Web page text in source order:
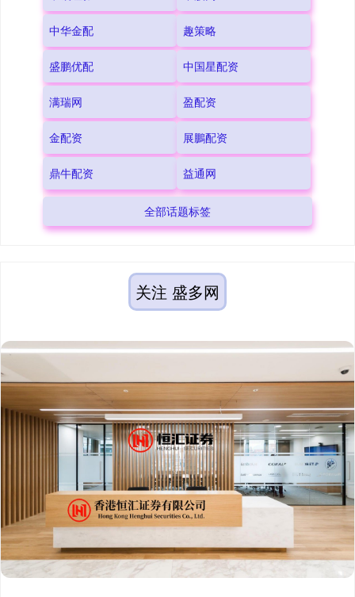
中华金配 趣策略
盛鹏优配 中国星配资
满瑞网 盈配资
金配资 展鵬配资
鼎牛配资 益通网
全部话题标签
关注 盛多网